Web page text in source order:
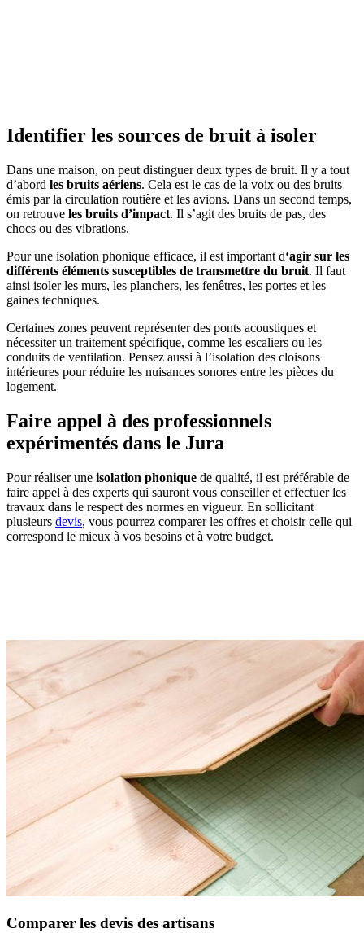
Identifier les sources de bruit à isoler
Dans une maison, on peut distinguer deux types de bruit. Il y a tout
d’abord les bruits aériens. Cela est le cas de la voix ou des bruits
émis par la circulation routière et les avions. Dans un second temps,
on retrouve les bruits d’impact. Il s’agit des bruits de pas, des
chocs ou des vibrations.
Pour une isolation phonique efficace, il est important d‘agir sur les
différents éléments susceptibles de transmettre du bruit. Il faut
ainsi isoler les murs, les planchers, les fenêtres, les portes et les
gaines techniques.
Certaines zones peuvent représenter des ponts acoustiques et
nécessiter un traitement spécifique, comme les escaliers ou les
conduits de ventilation. Pensez aussi à l’isolation des cloisons
intérieures pour réduire les nuisances sonores entre les pièces du
logement.
Faire appel à des professionnels
expérimentés dans le Jura
Pour réaliser une isolation phonique de qualité, il est préférable de
faire appel à des experts qui sauront vous conseiller et effectuer les
travaux dans le respect des normes en vigueur. En sollicitant
plusieurs devis, vous pourrez comparer les offres et choisir celle qui
correspond le mieux à vos besoins et à votre budget.
Comparer les devis des artisans